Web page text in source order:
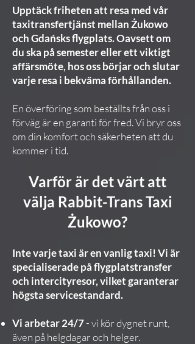
Upptäck friheten att resa med vår
taxitransfertjänst mellan Żukowo
och Gdańsks flygplats. Oavsett om
du ska på semester eller ett viktigt
affärsmöte, hos oss börjar och slutar
varje resa i bekväma förhållanden.
En överföring som beställts från oss i
förväg är en garanti för fred. Vi bryr oss
om din komfort och säkerheten att du
kommer i tid.
Varför är det värt att
välja Rabbit-Trans Taxi
Żukowo?
Inte varje taxi är en vanlig taxi! Vi är
specialiserade på flygplatstransfer
och intercityresor, vilket garanterar
högsta servicestandard.
Vi arbetar 24/7- vi kör dygnet runt,
även på helgdagar och helger.